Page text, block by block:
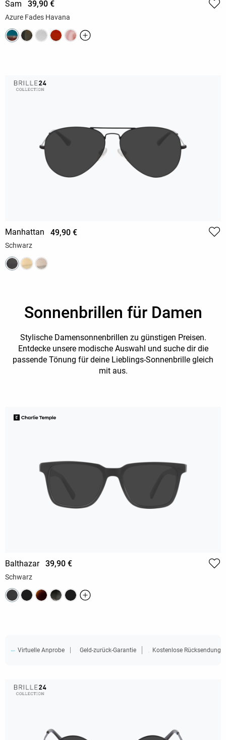
Sam 39,90 €
Azure Fades Havana
Manhattan 49,90 €
Schwarz
Sonnenbrillen für Damen
Stylische Damensonnenbrillen zu günstigen Preisen.
Entdecke unsere modische Auswahl und suche dir die
passende Tönung für deine Lieblings-Sonnenbrille gleich
mit aus.
Balthazar 39,90 €
Schwarz
Virtuelle Anprobe Geld-zurück-Garantie Kostenlose Rücksendung